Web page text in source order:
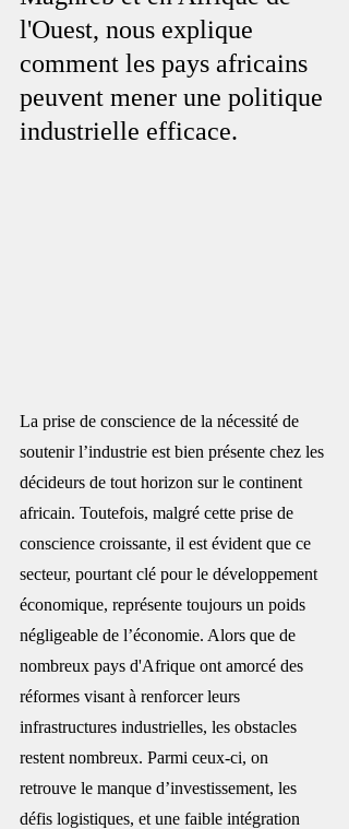
l'Ouest, nous explique
comment les pays africains
peuvent mener une politique
industrielle efficace.
La prise de conscience de la nécessité de
soutenir l’industrie est bien présente chez les
décideurs de tout horizon sur le continent
africain. Toutefois, malgré cette prise de
conscience croissante, il est évident que ce
secteur, pourtant clé pour le développement
économique, représente toujours un poids
négligeable de l’économie. Alors que de
nombreux pays d'Afrique ont amorcé des
réformes visant à renforcer leurs
infrastructures industrielles, les obstacles
restent nombreux. Parmi ceux-ci, on
retrouve le manque d’investissement, les
défis logistiques, et une faible intégration